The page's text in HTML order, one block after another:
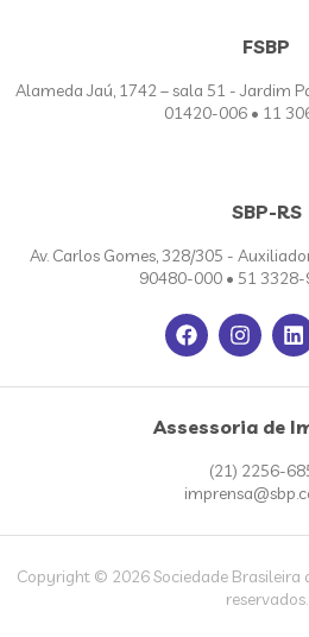
FSBP
Alameda Jaú, 1742 – sala 51 - Jardim
01420-006 • 11
SBP-RS
Av. Carlos Gomes, 328/305 -
90480-000 • 51
Assessoria de
(21) 2256-
Copyright © 2026 Sociedade Brasileira
reservados.